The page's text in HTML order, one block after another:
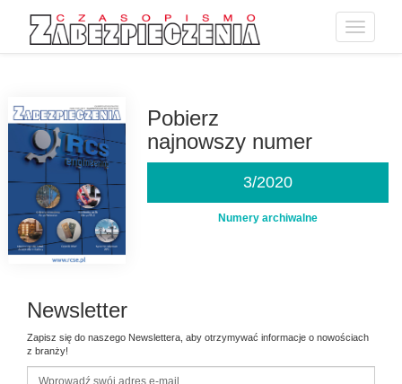
Toggle
Pobierz
najnowszy numer
3/2020
Numery archiwalne
Newsletter
Zapisz się do naszego Newslettera, aby otrzymywać informacje o nowościach
z branży!